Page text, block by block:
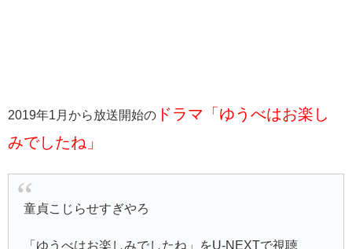
2019年1月から放送開始の ドラマ「ゆうべはお楽し
みでしたね」
童貞こじらせすぎやろ
「ゆうべはお楽しみでしたね」をU-NEXTで視聴